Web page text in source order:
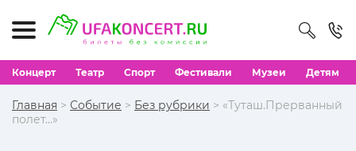
Концерт Театр Спорт Фестивали Музеи Детям
Главная > Событие > Без рубрики > «Туташ.Прерванный
полет…»